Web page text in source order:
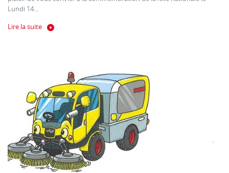
Lundi 14...
Lire la suite